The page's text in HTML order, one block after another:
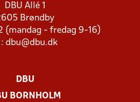
DBU Allé 1
Brøndby
(mandag - fredag 9-16)
dbu@dbu.dk
DBU
BORNHOLM